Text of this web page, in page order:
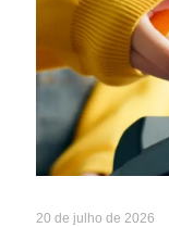
20 de julho de 2026